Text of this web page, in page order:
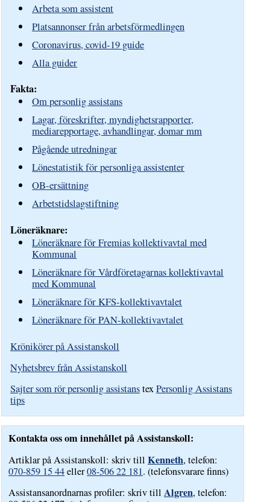
Arbeta som assistent
Platsannonser från arbetsförmedlingen
Coronavirus, covid-19 guide
Alla guider
Fakta:
Om personlig assistans
Lagar, föreskrifter, myndighetsrapporter,
mediarepportage, avhandlingar, domar mm
Pågående utredningar
Lönestatistik för personliga assistenter
OB-ersättning
Arbetstidslagstiftning
Löneräknare:
Löneräknare för Fremias kollektivavtal med
Kommunal
Löneräknare för Vårdföretagarnas kollektivavtal
med Kommunal
Löneräknare för KFS-kollektivavtalet
Löneräknare för PAN-kollektivavtalet
Krönikörer på Assistanskoll
Nyhetsbrev från Assistanskoll
Sajter som rör personlig assistanstexPersonlig Assistans
tips
Kontakta oss om innehållet på Assistanskoll:
Artiklar på Assistanskoll: skriv tillKenneth, telefon:
070-859 15 44eller08-506 22 181. (telefonsvarare finns)
Assistansanordnarnas profiler: skriv tillAlgren, telefon: